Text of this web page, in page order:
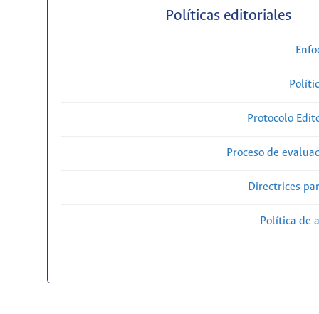
Políticas editoriales
Protocolo
Proceso de
Directrices
Política de